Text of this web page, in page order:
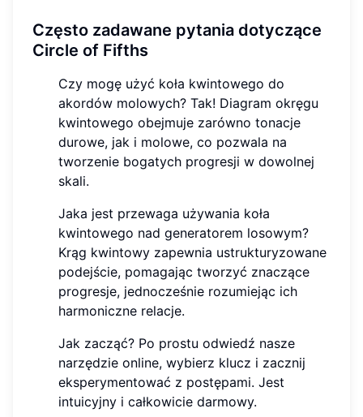
Często zadawane pytania dotyczące
Circle of Fifths
Czy mogę użyć koła kwintowego do
akordów molowych? Tak! Diagram okręgu
kwintowego obejmuje zarówno tonacje
durowe, jak i molowe, co pozwala na
tworzenie bogatych progresji w dowolnej
skali.
Jaka jest przewaga używania koła
kwintowego nad generatorem losowym?
Krąg kwintowy zapewnia ustrukturyzowane
podejście, pomagając tworzyć znaczące
progresje, jednocześnie rozumiejąc ich
harmoniczne relacje.
Jak zacząć? Po prostu odwiedź nasze
narzędzie online, wybierz klucz i zacznij
eksperymentować z postępami. Jest
intuicyjny i całkowicie darmowy.